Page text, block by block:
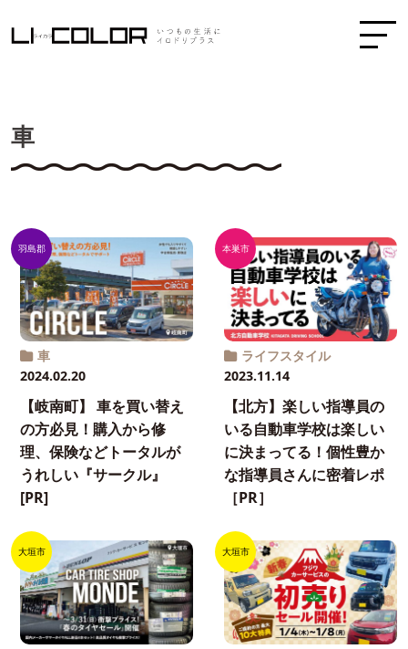
車
羽島郡
車
2024.02.20
【岐南町】 車を買い替え
の方必見！購入から修
理、保険などトータルが
うれしい『サークル』
[PR]
本巣市
ライフスタイル
2023.11.14
【北方】楽しい指導員の
いる自動車学校は楽しい
に決まってる！個性豊か
な指導員さんに密着レポ
［PR］
大垣市 大垣市